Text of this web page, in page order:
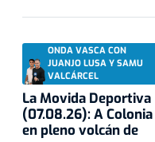
ONDA VASCA CON
JUANJO LUSA Y SAMU
VALCÁRCEL
La Movida Deportiva
(07.08.26): A Colonia
en pleno volcán de